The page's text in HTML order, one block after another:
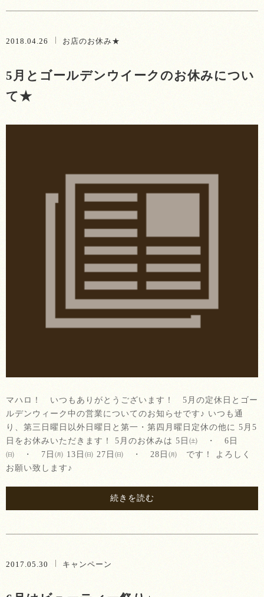
2018.04.26 お店のお休み★
5月とゴールデンウイークのお休みについ
て★
マハロ！ いつもありがとうございます！ 5月の定休日とゴー
ルデンウィーク中の営業についてのお知らせです♪ いつも通
り、第三日曜日以外日曜日と第一・第四月曜日定休の他に 5月5
日をお休みいただきます！ 5月のお休みは 5日㈯ ・ 6日
㈰ ・ 7日㈪ 13日㈰ 27日㈰ ・ 28日㈪ です！ よろしく
お願い致します♪
続きを読む
2017.05.30 キャンペーン